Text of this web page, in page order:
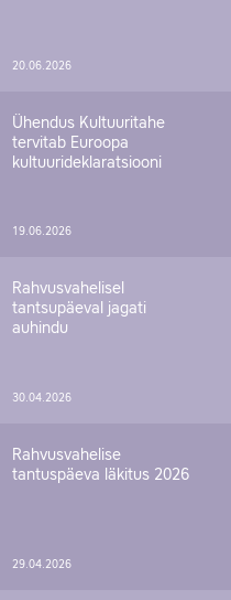
20.06.2026
Ühendus Kultuuritahe
tervitab Euroopa
kultuurideklaratsiooni
19.06.2026
Rahvusvahelisel
tantsupäeval jagati
auhindu
30.04.2026
Rahvusvahelise
tantuspäeva läkitus 2026
29.04.2026